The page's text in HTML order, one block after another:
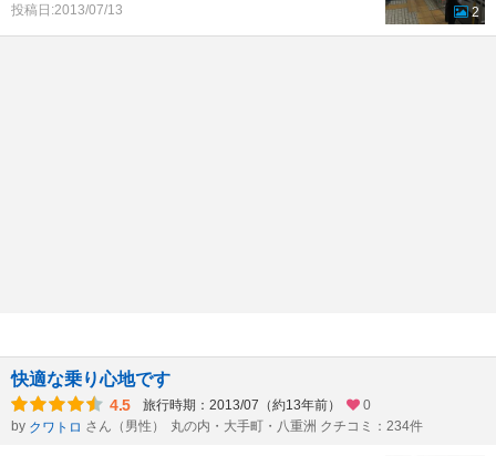
投稿日:2013/07/13
2
快適な乗り心地です
4.5 旅行時期：2013/07（約13年前）
0
by クワトロ さん（男性） 丸の内・大手町・八重洲 クチコミ：234件